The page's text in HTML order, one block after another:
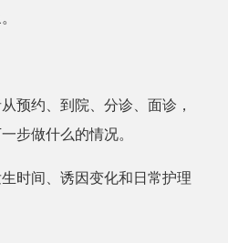
预约、到院、分诊、面诊，
步做什么的情况。
时间、诱因变化和日常护理